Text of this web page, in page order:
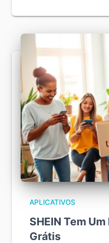
APLICATIVOS
SHEIN Tem
Grátis